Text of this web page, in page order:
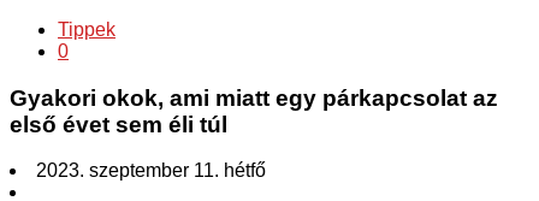
Tippek
0
Gyakori okok, ami miatt egy párkapcsolat az
első évet sem éli túl
2023. szeptember 11. hétfő